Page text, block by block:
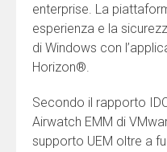
enterprise. La
esperienza e la
di Windows con
Horizon®.
Secondo il rapporto
Airwatch EMM di
supporto UEM oltre a